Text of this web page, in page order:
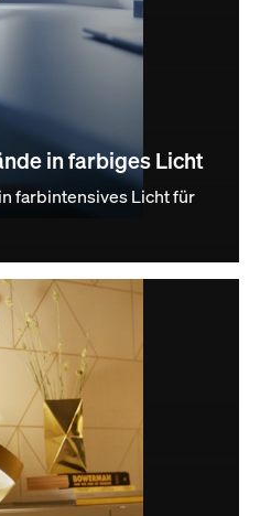
in farbiges Licht
farbintensives Licht für